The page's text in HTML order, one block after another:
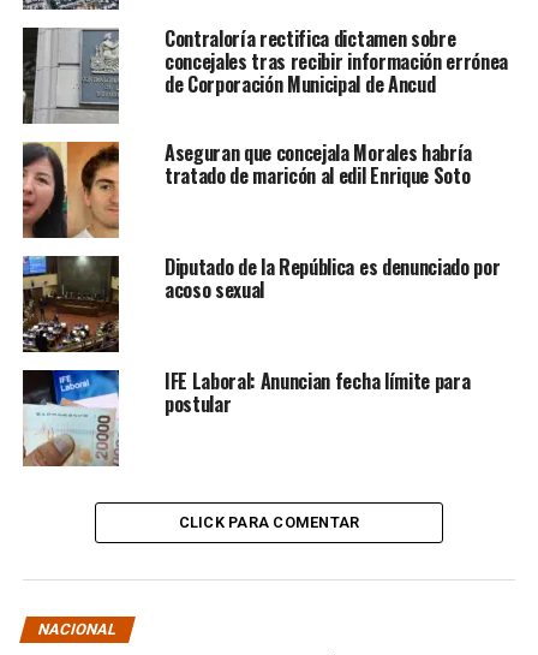
Contraloría rectifica dictamen sobre
concejales tras recibir información errónea
de Corporación Municipal de Ancud
Aseguran que concejala Morales habría
tratado de maricón al edil Enrique Soto
Diputado de la República es denunciado por
acoso sexual
IFE Laboral: Anuncian fecha límite para
postular
CLICK PARA COMENTAR
NACIONAL